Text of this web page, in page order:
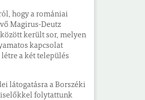
hogy a romániai
Magirus-Deutz
került sor, melyen
kapcsolat
a két település
látogatásra a Borszéki
folytattunk